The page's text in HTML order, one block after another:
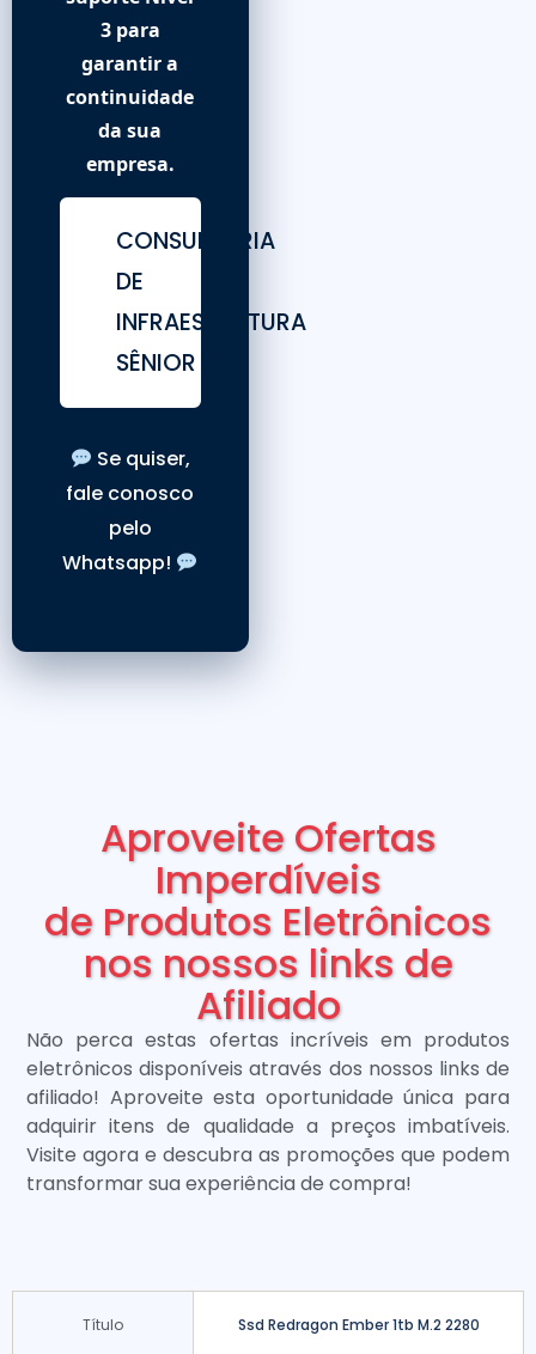
3 para
garantir a
continuidade
da sua
empresa.
CONSULTORIA
DE
INFRAESTRUTURA
SÊNIOR
Se quiser,
fale conosco
pelo
Whatsapp!
Aproveite Ofertas
Imperdíveis
de Produtos Eletrônicos
nos nossos links de
Afiliado
Não perca estas ofertas incríveis em produtos
eletrônicos disponíveis através dos nossos links de
afiliado! Aproveite esta oportunidade única para
adquirir itens de qualidade a preços imbatíveis.
Visite agora e descubra as promoções que podem
transformar sua experiência de compra!
Título Ssd Redragon Ember 1tb M.2 2280